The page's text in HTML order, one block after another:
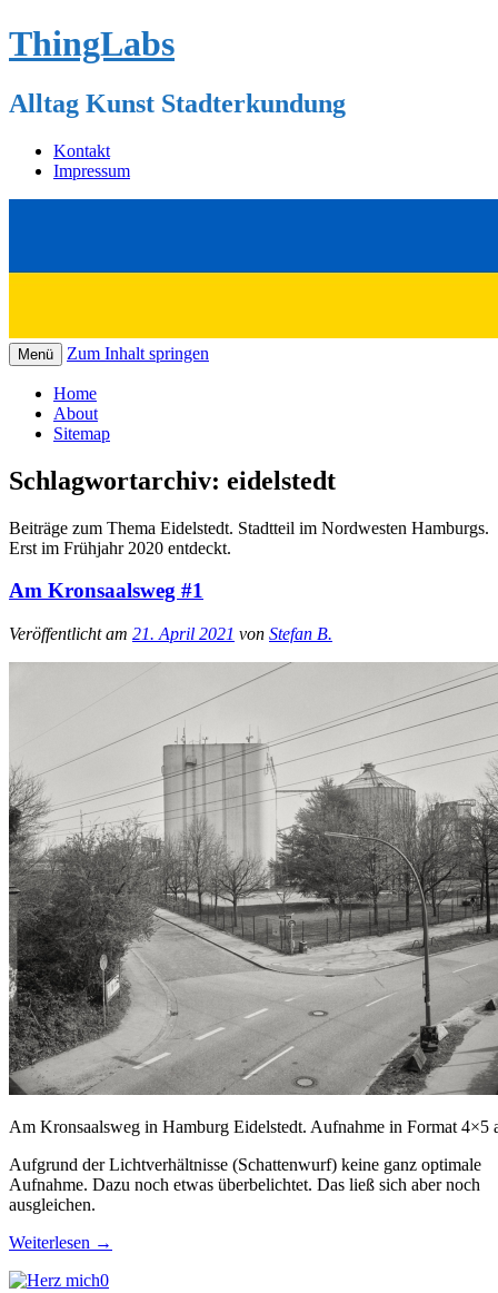
ThingLabs
Alltag Kunst Stadterkundung
Kontakt
Impressum
Menü Zum Inhalt springen
Home
About
Sitemap
Schlagwortarchiv: eidelstedt
Beiträge zum Thema Eidelstedt. Stadtteil im Nordwesten Hamburgs.
Erst im Frühjahr 2020 entdeckt.
Am Kronsaalsweg #1
Veröffentlicht am 21. April 2021 von Stefan B.
Am Kronsaalsweg in Hamburg Eidelstedt. Aufnahme in Format 4×5
Aufgrund der Lichtverhältnisse (Schattenwurf) keine ganz optimale
Aufnahme. Dazu noch etwas überbelichtet. Das ließ sich aber noch
ausgleichen.
Weiterlesen →
0